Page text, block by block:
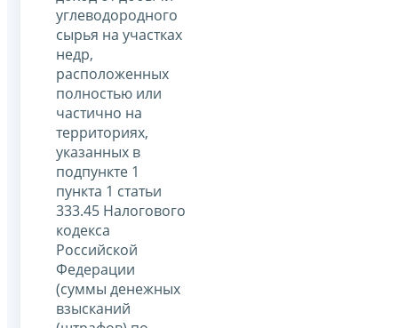
углеводородного
сырья на участках
недр,
расположенных
полностью или
частично на
территориях,
указанных в
подпункте 1
пункта 1 статьи
333.45 Налогового
кодекса
Российской
Федерации
(суммы денежных
взысканий